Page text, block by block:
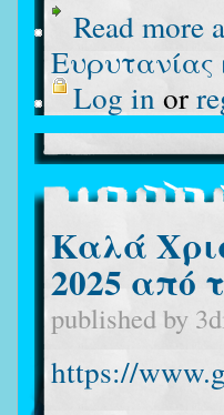
Read more
Ευρυτανίας
Log inor
Καλά
2025 από
published by
https://